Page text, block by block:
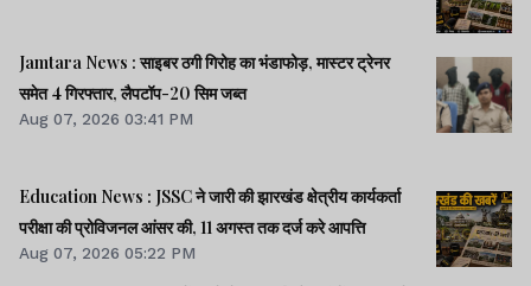
Jamtara News : साइबर ठगी गिरोह का भंडाफोड़, मास्टर ट्रेनर
समेत 4 गिरफ्तार, लैपटॉप-20 सिम जब्त
Aug 07, 2026 03:41 PM
Education News : JSSC ने जारी की झारखंड क्षेत्रीय कार्यकर्ता
परीक्षा की प्रोविजनल आंसर की, 11 अगस्त तक दर्ज करे आपत्ति
Aug 07, 2026 05:22 PM